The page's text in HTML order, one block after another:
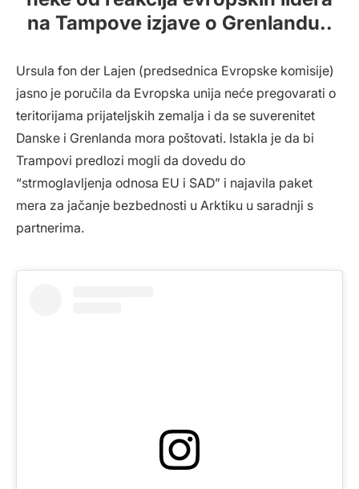
na Tampove izjave o Grenlandu..
Ursula fon der Lajen (predsednica Evropske komisije)
jasno je poručila da Evropska unija neće pregovarati o
teritorijama prijateljskih zemalja i da se suverenitet
Danske i Grenlanda mora poštovati. Istakla je da bi
Trampovi predlozi mogli da dovedu do
“strmoglavljenja odnosa EU i SAD” i najavila paket
mera za jačanje bezbednosti u Arktiku u saradnji s
partnerima.